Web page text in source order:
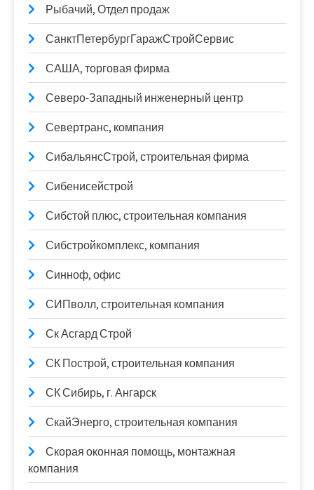
Рыбачий, Отдел продаж
СанктПетербургГаражСтройСервис
САША, торговая фирма
Северо-Западный инженерный центр
Севертранс, компания
СибальянсСтрой, строительная фирма
Сибенисейстрой
Сибстой плюс, строительная компания
Сибстройкомплекс, компания
Синноф, офис
СИПволл, строительная компания
Ск Асгард Строй
СК Построй, строительная компания
СК Сибирь, г. Ангарск
СкайЭнерго, строительная компания
Скорая оконная помощь, монтажная
компания